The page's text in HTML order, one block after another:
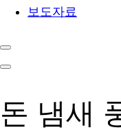
보도자료
돈 냄새